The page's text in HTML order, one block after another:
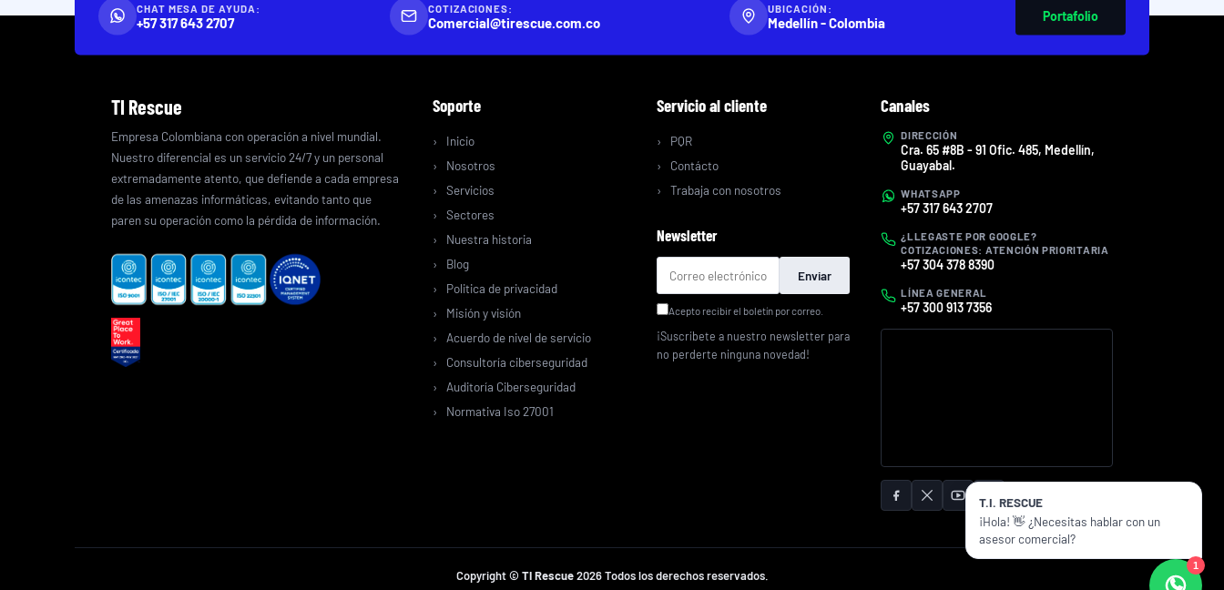
CHAT MESA DE AYUDA:
+57 317 643 2707
COTIZACIONES:
Comercial@tirescue.com.co
UBICACIÓN:
Medellín - Colombia Portafolio
TI Rescue
Empresa Colombiana con operación a nivel mundial.
Nuestro diferencial es un servicio 24/7 y un personal
extremadamente atento, que defiende a cada empresa
de las amenazas informáticas, evitando tanto que
paren su operación como la pérdida de información.
Soporte
Inicio
Nosotros
Servicios
Sectores
Nuestra historia
Blog
Politica de privacidad
Misión y visión
Acuerdo de nivel de servicio
Consultoría ciberseguridad
Auditoría Ciberseguridad
Normativa Iso 27001
Servicio al cliente
PQR
Contácto
Trabaja con nosotros
Newsletter
Enviar
Acepto recibir el boletín por correo.
¡Suscríbete a nuestro newsletter para
no perderte ninguna novedad!
Canales
DIRECCIÓN
Cra. 65 #8B - 91 Ofic. 485, Medellín,
Guayabal.
WHATSAPP
+57 317 643 2707
¿LLEGASTE POR GOOGLE?
COTIZACIONES: ATENCIÓN PRIORITARIA
+57 304 378 8390
LÍNEA GENERAL
+57 300 913 7356
Copyright © TI Rescue2026 Todos los derechos reservados.
T.I. RESCUE
¡Hola! 👋 ¿Necesitas hablar con un
asesor comercial?
1